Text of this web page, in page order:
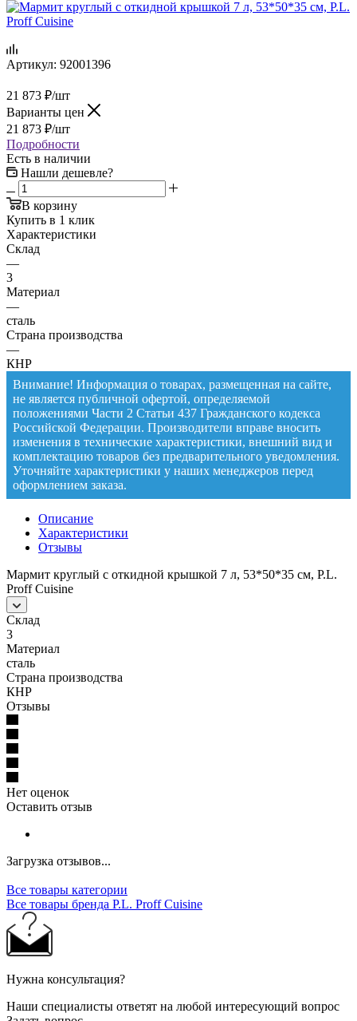
Артикул: 92001396
21 873 ₽/шт
Варианты цен
21 873 ₽/шт
Подробности
Есть в наличии
Нашли дешевле?
В корзину
Купить в 1 клик
Характеристики
Склад
—
3
Материал
—
сталь
Страна производства
—
КНР
Внимание! Информация о товарах, размещенная на сайте,
не является публичной офертой, определяемой
положениями Части 2 Статьи 437 Гражданского кодекса
Российской Федерации. Производители вправе вносить
изменения в технические характеристики, внешний вид и
комплектацию товаров без предварительного уведомления.
Уточняйте характеристики у наших менеджеров перед
оформлением заказа.
Описание
Характеристики
Отзывы
Мармит круглый с откидной крышкой 7 л, 53*50*35 см, P.L.
Proff Cuisine
Склад
3
Материал
сталь
Страна производства
КНР
Отзывы
Нет оценок
Оставить отзыв
Загрузка отзывов...
Все товары категории
Все товары бренда P.L. Proff Cuisine
Нужна консультация?
Наши специалисты ответят на любой интересующий вопрос